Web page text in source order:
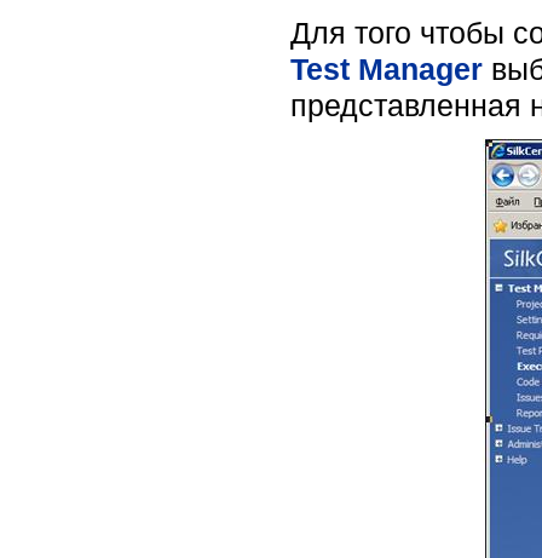
Для того чтобы
Test Manager
представленная